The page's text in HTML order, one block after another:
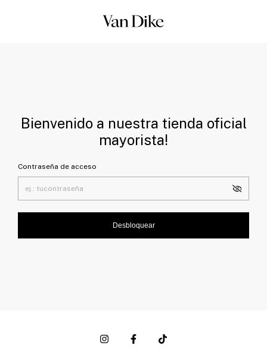
Bienvenido a nuestra tienda oficial
mayorista!
Contraseña de acceso
Desbloquear